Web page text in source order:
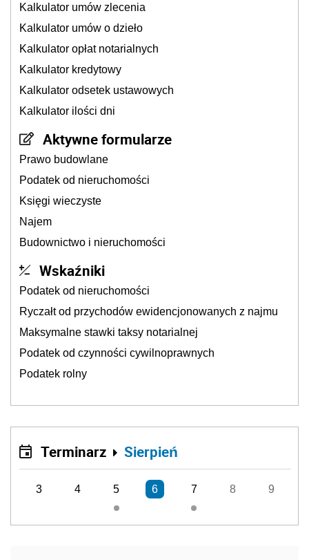
Kalkulator umów zlecenia
Kalkulator umów o dzieło
Kalkulator opłat notarialnych
Kalkulator kredytowy
Kalkulator odsetek ustawowych
Kalkulator ilości dni
Aktywne formularze
Prawo budowlane
Podatek od nieruchomości
Księgi wieczyste
Najem
Budownictwo i nieruchomości
Wskaźniki
Podatek od nieruchomości
Ryczałt od przychodów ewidencjonowanych z najmu
Maksymalne stawki taksy notarialnej
Podatek od czynności cywilnoprawnych
Podatek rolny
Terminarz Sierpień
3 4 5 6 7 8 9